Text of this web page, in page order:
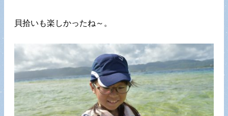
貝拾いも楽しかったね～。